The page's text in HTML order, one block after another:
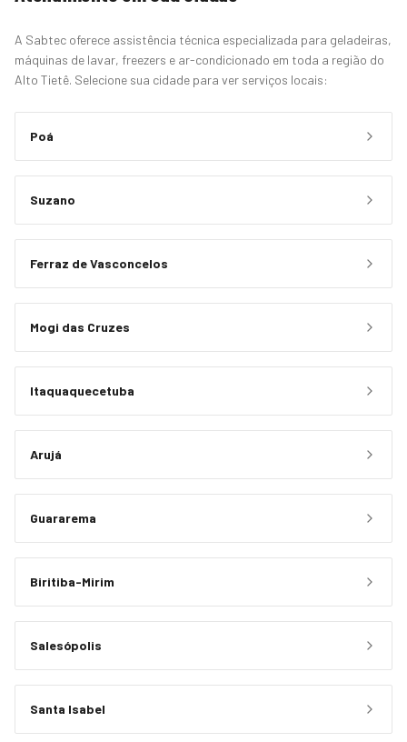
A Sabtec oferece assistência técnica especializada para geladeiras,
máquinas de lavar, freezers e ar-condicionado em toda a região do
Alto Tietê. Selecione sua cidade para ver serviços locais:
Poá
Suzano
Ferraz de Vasconcelos
Mogi das Cruzes
Itaquaquecetuba
Arujá
Guararema
Biritiba-Mirim
Salesópolis
Santa Isabel